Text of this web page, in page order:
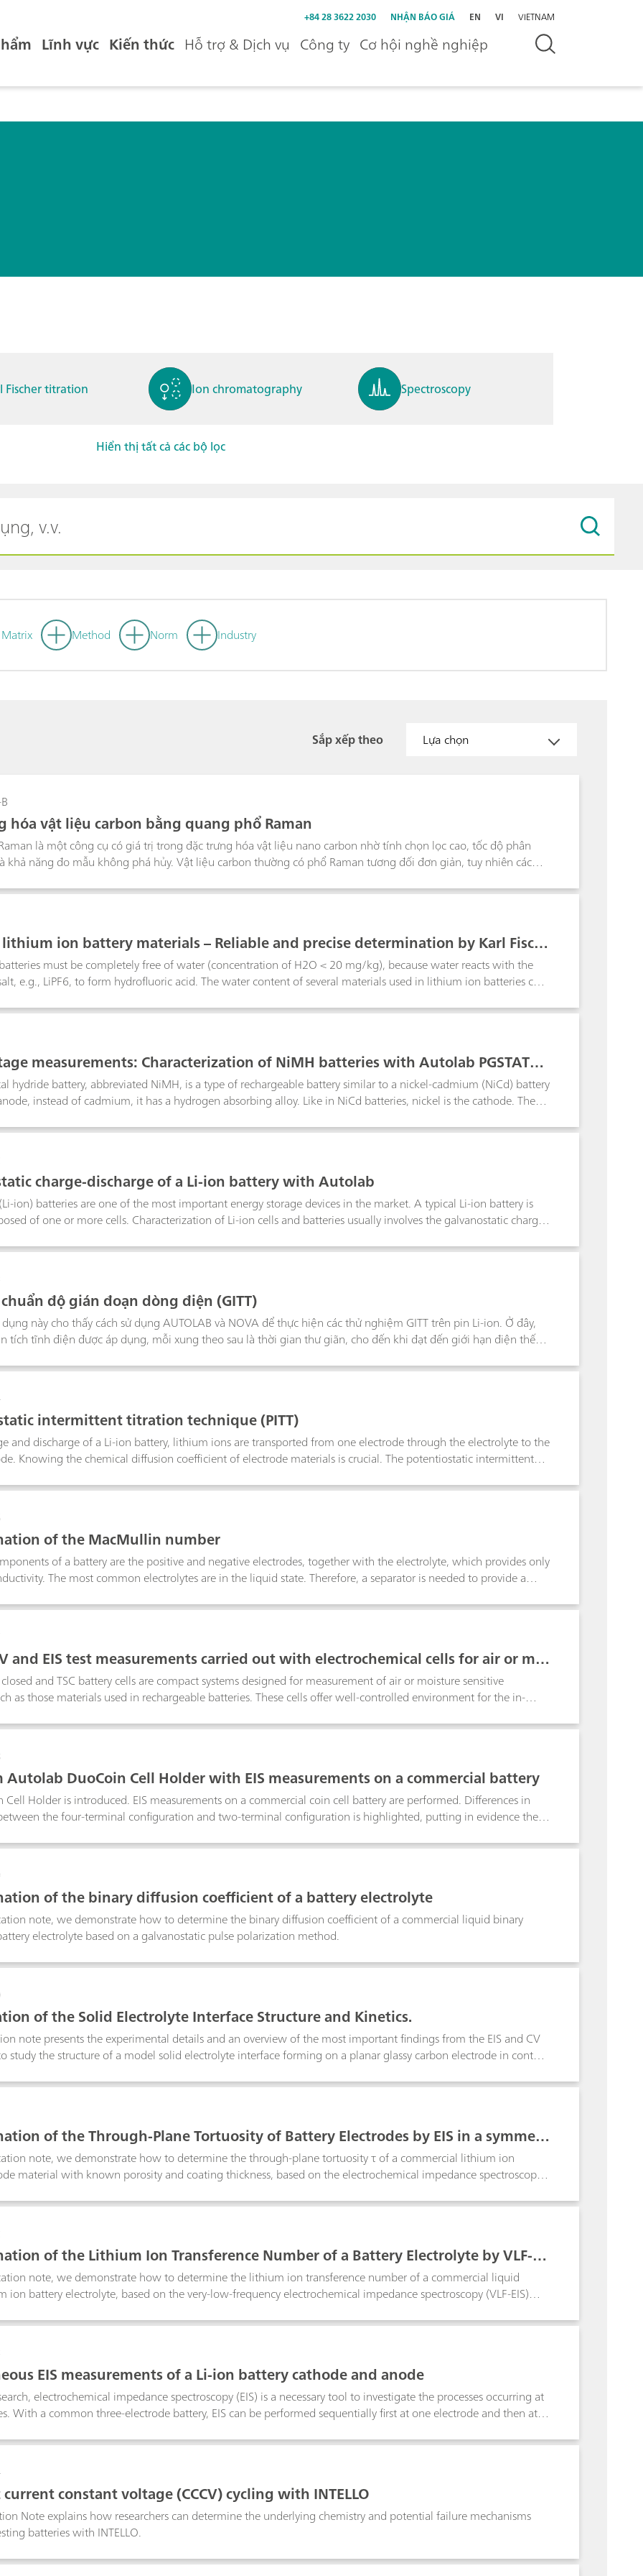
+84 28 3622 2030 NHẬN BÁO GIÁ EN VI VIETNAM
Lĩnh vực Kiến thức Hỗ trợ & Dịch vụ Công ty Cơ hội nghề nghiệp
Fischer titration Ion chromatography Spectroscopy
Hiển thị tất cả các bộ lọc
Method Norm Industry
Sắp xếp theo Lựa chọn
hóa vật liệu carbon bằng quang phổ Raman
là một công cụ có giá trị trong đặc trưng hóa vật liệu nano carbon nhờ tính chọn lọc cao, tốc độ phân
khả năng đo mẫu không phá hủy. Vật liệu carbon thường có phổ Raman tương đối đơn giản, tuy nhiên các
ion battery materials – Reliable and precise determination by Karl Fisch
must be completely free of water (concentration of H2O < 20 mg/kg), because water reacts with the
e.g., LiPF6, to form hydrofluoric acid. The water content of several materials used in lithium ion batteries can
is described: raw materials for the manufacture of lithium-ion batteries (e.g., solvents for electrolytes,
in separator foil and in the combined material electrolytes for lithium-ion batteries
measurements: Characterization of NiMH batteries with Autolab PGSTAT30
with voltage multiplier
hydride battery, abbreviated NiMH, is a type of rechargeable battery similar to a nickel-cadmium (NiCd) battery
instead of cadmium, it has a hydrogen absorbing alloy. Like in NiCd batteries, nickel is the cathode. The
maximum of 10 V that is measurable by the Autolab potentiostat/galvanostat. To apply and measure voltages
charge-discharge of a Li-ion battery with Autolab
ion) batteries are one of the most important energy storage devices in the market. A typical Li-ion battery is
of one or more cells. Characterization of Li-ion cells and batteries usually involves the galvanostatic charge
độ gián đoạn dòng điện (GITT)
này cho thấy cách sử dụng AUTOLAB và NOVA để thực hiện các thử nghiệm GITT trên pin Li-ion. Ở đây,
tích tĩnh điện được áp dụng, mỗi xung theo sau là thời gian thư giãn, cho đến khi đạt đến giới hạn điện thế
với thời gian, có thể thu được thông tin quan trọng để tính toán hệ số khuếch tán và các đại lượng tham số
intermittent titration technique (PITT)
and discharge of a Li-ion battery, lithium ions are transported from one electrode through the electrolyte to the
Knowing the chemical diffusion coefficient of electrode materials is crucial. The potentiostatic intermittent
of the MacMullin number
of a battery are the positive and negative electrodes, together with the electrolyte, which provides only
The most common electrolytes are in the liquid state. Therefore, a separator is needed to provide a
the quality of a separator, in terms of ionic conductivity, when soaked with an electrolyte. The MacMullin
cells. In this application note, a commercial electrolyte is employed, together with a porous filter, used as a
and EIS test measurements carried out with electrochemical cells for air or moi
measurements
closed and TSC battery cells are compact systems designed for measurement of air or moisture sensitive
as those materials used in rechargeable batteries. These cells offer well-controlled environment for the in-
materials, ionically conductive solid-state electrolytes and battery separators can be tested using these cells. In
DuoCoin Cell Holder with EIS measurements on a commercial battery
Cell Holder is introduced. EIS measurements on a commercial coin cell battery are performed. Differences in
the four-terminal configuration and two-terminal configuration is highlighted, putting in evidence the
of the binary diffusion coefficient of a battery electrolyte
note, we demonstrate how to determine the binary diffusion coefficient of a commercial liquid binary
electrolyte based on a galvanostatic pulse polarization method.
of the Solid Electrolyte Interface Structure and Kinetics.
note presents the experimental details and an overview of the most important findings from the EIS and CV
study the structure of a model solid electrolyte interface forming on a planar glassy carbon electrode in contact
of the Through-Plane Tortuosity of Battery Electrodes by EIS in a symmetr
iron-phosphate cell
note, we demonstrate how to determine the through-plane tortuosity τ of a commercial lithium ion
material with known porosity and coating thickness, based on the electrochemical impedance spectroscopy
of the Lithium Ion Transference Number of a Battery Electrolyte by VLF-EI
note, we demonstrate how to determine the lithium ion transference number of a commercial liquid
ion battery electrolyte, based on the very-low-frequency electrochemical impedance spectroscopy (VLF-EIS)
EIS measurements of a Li-ion battery cathode and anode
electrochemical impedance spectroscopy (EIS) is a necessary tool to investigate the processes occurring at
With a common three-electrode battery, EIS can be performed sequentially first at one electrode and then at
constant voltage (CCCV) cycling with INTELLO
Note explains how researchers can determine the underlying chemistry and potential failure mechanisms
batteries with INTELLO.